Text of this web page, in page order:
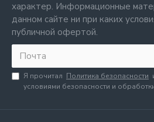
характер. Информационные
данном сайте ни при каких
публичной офертой.
Я прочитал Политика безопасности
условиями безопасности и